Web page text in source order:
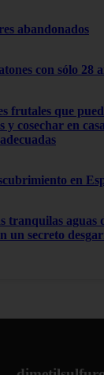
abandonados
con sólo 28
frutales que
y cosechar en
en
tranquilas aguas
un secreto